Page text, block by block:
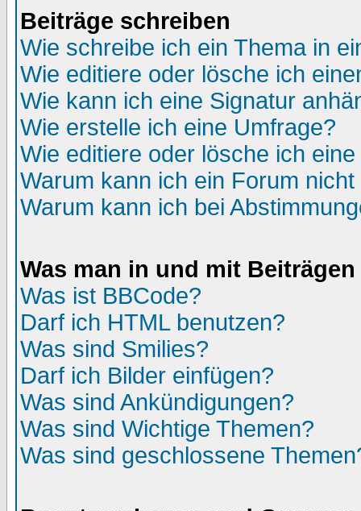
Beiträge schreiben
Wie schreibe ich ein Thema in
Wie editiere oder lösche ich
Wie kann ich eine Signatur
Wie erstelle ich eine Umfrage?
Wie editiere oder lösche ich
Warum kann ich ein Forum
Warum kann ich bei
Was man in und mit
Was ist BBCode?
Darf ich HTML benutzen?
Was sind Smilies?
Darf ich Bilder einfügen?
Was sind Ankündigungen?
Was sind Wichtige Themen?
Was sind geschlossene